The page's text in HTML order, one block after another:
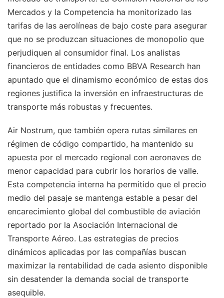
Mercados y la Competencia ha monitorizado las
tarifas de las aerolíneas de bajo coste para asegurar
que no se produzcan situaciones de monopolio que
perjudiquen al consumidor final. Los analistas
financieros de entidades como BBVA Research han
apuntado que el dinamismo económico de estas dos
regiones justifica la inversión en infraestructuras de
transporte más robustas y frecuentes.
Air Nostrum, que también opera rutas similares en
régimen de código compartido, ha mantenido su
apuesta por el mercado regional con aeronaves de
menor capacidad para cubrir los horarios de valle.
Esta competencia interna ha permitido que el precio
medio del pasaje se mantenga estable a pesar del
encarecimiento global del combustible de aviación
reportado por la Asociación Internacional de
Transporte Aéreo. Las estrategias de precios
dinámicos aplicadas por las compañías buscan
maximizar la rentabilidad de cada asiento disponible
sin desatender la demanda social de transporte
asequible.